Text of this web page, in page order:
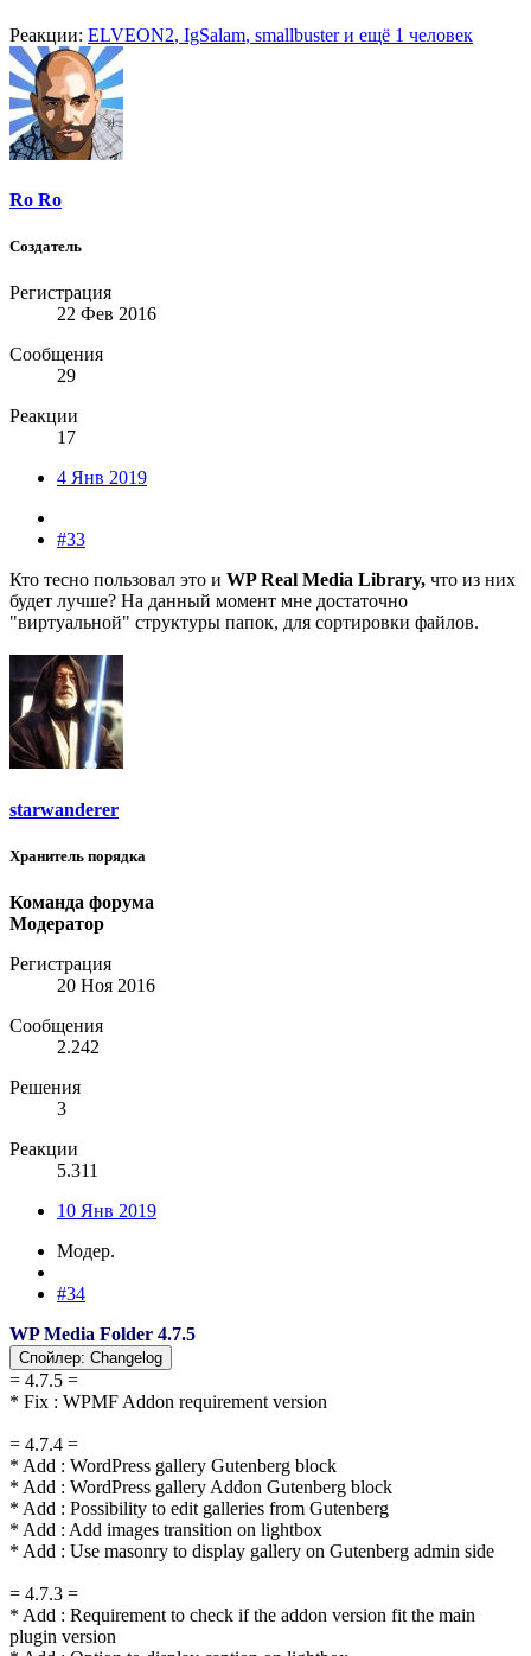
Реакции: ELVEON2, IgSalam, smallbusterи ещё 1 человек
Ro Ro
Создатель
Регистрация
22 Фев 2016
Сообщения
29
Реакции
17
4 Янв 2019
#33
Кто тесно пользовал это и WP Real Media Library, что из них
будет лучше? На данный момент мне достаточно
"виртуальной" структуры папок, для сортировки файлов.
starwanderer
Хранитель порядка
Команда форума
Модератор
Регистрация
20 Ноя 2016
Сообщения
2.242
Решения
3
Реакции
5.311
10 Янв 2019
Модер.
#34
WP Media Folder 4.7.5
Спойлер: Changelog
= 4.7.5 =
* Fix : WPMF Addon requirement version
= 4.7.4 =
* Add : WordPress gallery Gutenberg block
* Add : WordPress gallery Addon Gutenberg block
* Add : Possibility to edit galleries from Gutenberg
* Add : Add images transition on lightbox
* Add : Use masonry to display gallery on Gutenberg admin side
= 4.7.3 =
* Add : Requirement to check if the addon version fit the main
plugin version